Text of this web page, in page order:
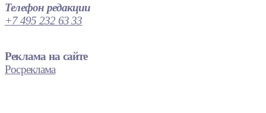
Телефон редакции
+7 495 232 63 33
Реклама на сайте
Росреклама